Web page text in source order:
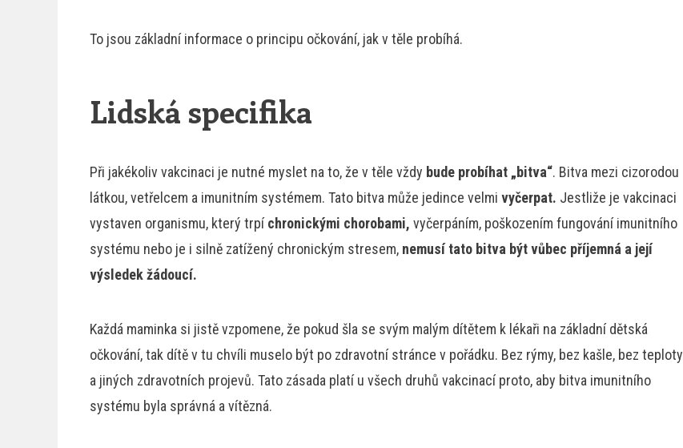
To jsou základní informace o principu očkování, jak v těle probíhá.
Lidská specifika
Při jakékoliv vakcinaci je nutné myslet na to, že v těle vždy bude probíhat „bitva“. Bitva mezi cizorodou
látkou, vetřelcem a imunitním systémem. Tato bitva může jedince velmi vyčerpat. Jestliže je vakcinaci
vystaven organismu, který trpíchronickými chorobami, vyčerpáním, poškozením fungování imunitního
systému nebo je i silně zatížený chronickým stresem, nemusí tato bitva být vůbec příjemná a její
výsledek žádoucí.
Každá maminka si jistě vzpomene, že pokud šla se svým malým dítětem k lékaři na základní dětská
očkování, tak dítě v tu chvíli muselo být po zdravotní stránce v pořádku. Bez rýmy, bez kašle, bez teploty
a jiných zdravotních projevů. Tato zásada platí u všech druhů vakcinací proto, aby bitva imunitního
systému byla správná a vítězná.